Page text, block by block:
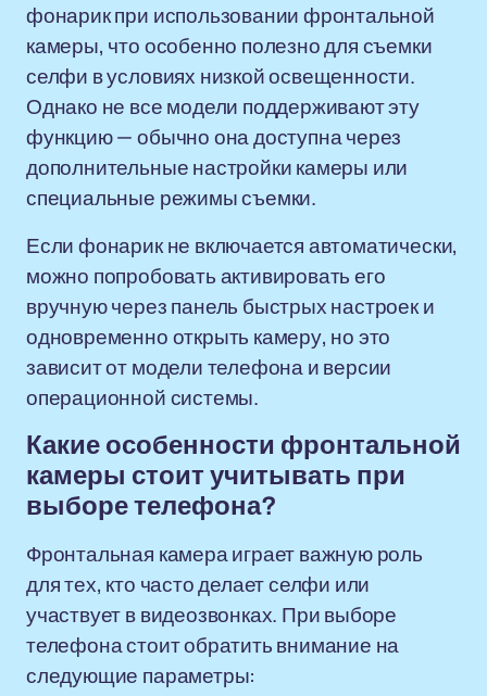
фонарик при использовании фронтальной
камеры, что особенно полезно для съемки
селфи в условиях низкой освещенности.
Однако не все модели поддерживают эту
функцию — обычно она доступна через
дополнительные настройки камеры или
специальные режимы съемки.
Если фонарик не включается автоматически,
можно попробовать активировать его
вручную через панель быстрых настроек и
одновременно открыть камеру, но это
зависит от модели телефона и версии
операционной системы.
Какие особенности фронтальной
камеры стоит учитывать при
выборе телефона?
Фронтальная камера играет важную роль
для тех, кто часто делает селфи или
участвует в видеозвонках. При выборе
телефона стоит обратить внимание на
следующие параметры: